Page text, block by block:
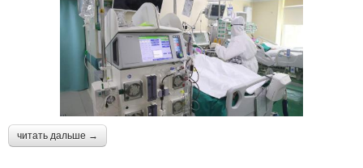
читать дальше →